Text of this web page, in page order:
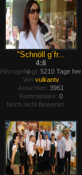
"Schnöll g´fr...
4:8
Hinzugef�gt: 5210 Tage her
Von vulkantv
Ansichten: 3961
Kommentare: 0
Noch nicht Bewertet